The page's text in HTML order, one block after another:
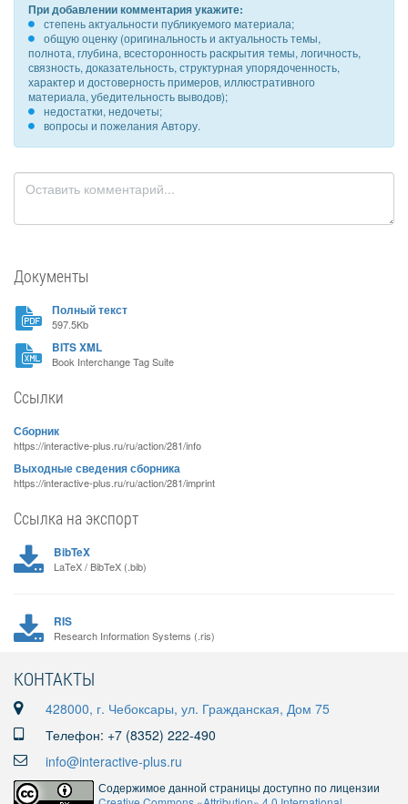
При добавлении комментария укажите:
степень актуальности публикуемого материала;
общую оценку (оригинальность и актуальность темы,
полнота, глубина, всесторонность раскрытия темы, логичность,
связность, доказательность, структурная упорядоченность,
характер и достоверность примеров, иллюстративного
материала, убедительность выводов);
недостатки, недочеты;
вопросы и пожелания Автору.
Документы
Полный текст
597.5Kb
BITS XML
Book Interchange Tag Suite
Ссылки
Сборник
https://interactive-plus.ru/ru/action/281/info
Выходные сведения сборника
https://interactive-plus.ru/ru/action/281/imprint
Ссылка на экспорт
BibTeX
LaTeX / BibTeX (.bib)
RIS
Research Information Systems (.ris)
КОНТАКТЫ
428000, г. Чебоксары, ул. Гражданская, Дом 75
Телефон: +7 (8352) 222-490
info@interactive-plus.ru
Содержимое данной страницы доступно по лицензии